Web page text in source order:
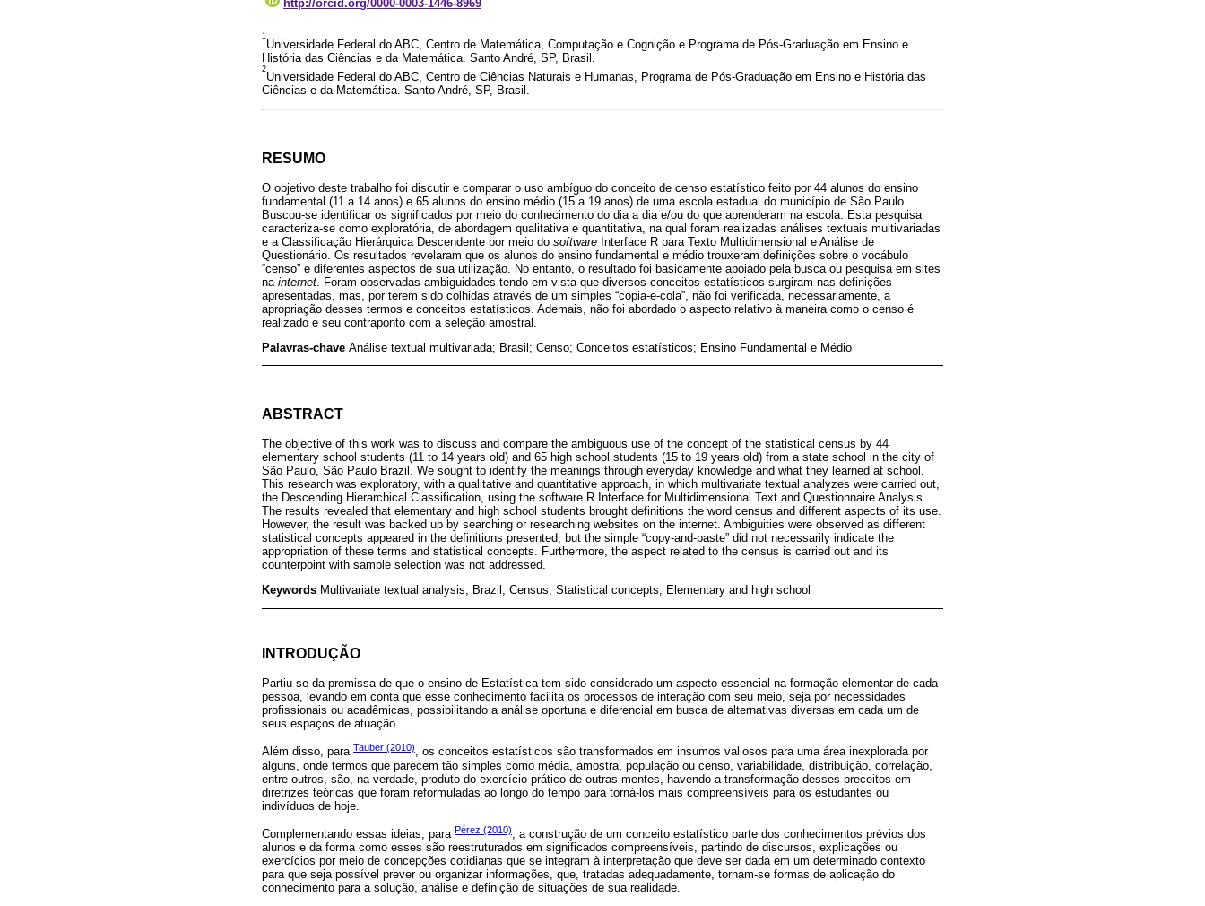
http://orcid.org/0000-0003-1446-8969
1
Universidade Federal do ABC, Centro de Matemática, Computação e Cognição e Programa de Pós-Graduação em Ensino e
História das Ciências e da Matemática. Santo André, SP, Brasil.
2
Universidade Federal do ABC, Centro de Ciências Naturais e Humanas, Programa de Pós-Graduação em Ensino e História das
Ciências e da Matemática. Santo André, SP, Brasil.
RESUMO
O objetivo deste trabalho foi discutir e comparar o uso ambíguo do conceito de censo estatístico feito por 44 alunos do ensino
fundamental (11 a 14 anos) e 65 alunos do ensino médio (15 a 19 anos) de uma escola estadual do município de São Paulo.
Buscou-se identificar os significados por meio do conhecimento do dia a dia e/ou do que aprenderam na escola. Esta pesquisa
caracteriza-se como exploratória, de abordagem qualitativa e quantitativa, na qual foram realizadas análises textuais multivariadas
e a Classificação Hierárquica Descendente por meio do software Interface R para Texto Multidimensional e Análise de
Questionário. Os resultados revelaram que os alunos do ensino fundamental e médio trouxeram definições sobre o vocábulo
“censo” e diferentes aspectos de sua utilização. No entanto, o resultado foi basicamente apoiado pela busca ou pesquisa em sites
na internet . Foram observadas ambiguidades tendo em vista que diversos conceitos estatísticos surgiram nas definições
apresentadas, mas, por terem sido colhidas através de um simples “copia-e-cola”, não foi verificada, necessariamente, a
apropriação desses termos e conceitos estatísticos. Ademais, não foi abordado o aspecto relativo à maneira como o censo é
realizado e seu contraponto com a seleção amostral.
Palavras-chave Análise textual multivariada; Brasil; Censo; Conceitos estatísticos; Ensino Fundamental e Médio
ABSTRACT
The objective of this work was to discuss and compare the ambiguous use of the concept of the statistical census by 44
elementary school students (11 to 14 years old) and 65 high school students (15 to 19 years old) from a state school in the city of
São Paulo, São Paulo Brazil. We sought to identify the meanings through everyday knowledge and what they learned at school.
This research was exploratory, with a qualitative and quantitative approach, in which multivariate textual analyzes were carried out,
the Descending Hierarchical Classification, using the software R Interface for Multidimensional Text and Questionnaire Analysis.
The results revealed that elementary and high school students brought definitions the word census and different aspects of its use.
However, the result was backed up by searching or researching websites on the internet. Ambiguities were observed as different
statistical concepts appeared in the definitions presented, but the simple “copy-and-paste” did not necessarily indicate the
appropriation of these terms and statistical concepts. Furthermore, the aspect related to the census is carried out and its
counterpoint with sample selection was not addressed.
Keywords Multivariate textual analysis; Brazil; Census; Statistical concepts; Elementary and high school
INTRODUÇÃO
Partiu-se da premissa de que o ensino de Estatística tem sido considerado um aspecto essencial na formação elementar de cada
pessoa, levando em conta que esse conhecimento facilita os processos de interação com seu meio, seja por necessidades
profissionais ou acadêmicas, possibilitando a análise oportuna e diferencial em busca de alternativas diversas em cada um de
seus espaços de atuação.
Além disso, para Tauber (2010), os conceitos estatísticos são transformados em insumos valiosos para uma área inexplorada por
alguns, onde termos que parecem tão simples como média, amostra, população ou censo, variabilidade, distribuição, correlação,
entre outros, são, na verdade, produto do exercício prático de outras mentes, havendo a transformação desses preceitos em
diretrizes teóricas que foram reformuladas ao longo do tempo para torná-los mais compreensíveis para os estudantes ou
indivíduos de hoje.
Complementando essas ideias, para Pérez (2010), a construção de um conceito estatístico parte dos conhecimentos prévios dos
alunos e da forma como esses são reestruturados em significados compreensíveis, partindo de discursos, explicações ou
exercícios por meio de concepções cotidianas que se integram à interpretação que deve ser dada em um determinado contexto
para que seja possível prever ou organizar informações, que, tratadas adequadamente, tornam-se formas de aplicação do
conhecimento para a solução, análise e definição de situações de sua realidade.